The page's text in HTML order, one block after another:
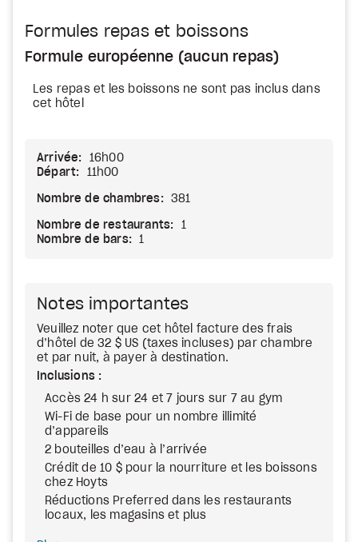
Formules repas et boissons
Formule européenne (aucun repas)
Les repas et les boissons ne sont pas inclus dans
cet hôtel
Arrivée:
16h00
Départ:
11h00
Nombre de chambres: 381
Nombre de restaurants:
1
Nombre de bars:
1
Notes importantes
Veuillez noter que cet hôtel facture des frais
d’hôtel de 32 $ US (taxes incluses) par chambre
et par nuit, à payer à destination.
Inclusions :
Accès 24 h sur 24 et 7 jours sur 7 au gym
Wi-Fi de base pour un nombre illimité
d’appareils
2 bouteilles d’eau à l’arrivée
Crédit de 10 $ pour la nourriture et les boissons
chez Hoyts
Réductions Preferred dans les restaurants
locaux, les magasins et plus